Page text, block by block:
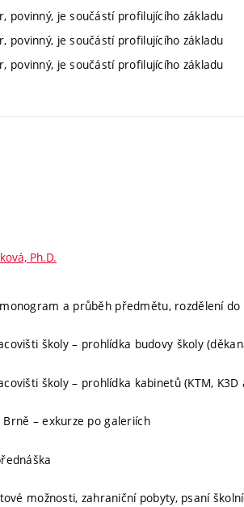
povinný, je součástí profilujícího základu
povinný, je součástí profilujícího základu
povinný, je součástí profilujícího základu
Ph.D.
a průběh předmětu, rozdělení do
školy – prohlídka budovy školy
školy – prohlídka kabinetů (KTM, K3D
– exkurze po galeriích
možnosti, zahraniční pobyty, psaní